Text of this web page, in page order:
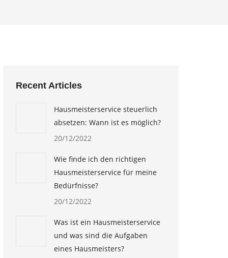
Recent Articles
Hausmeisterservice steuerlich
absetzen: Wann ist es möglich?
20/12/2022
Wie finde ich den richtigen
Hausmeisterservice für meine
Bedürfnisse?
20/12/2022
Was ist ein Hausmeisterservice
und was sind die Aufgaben
eines Hausmeisters?